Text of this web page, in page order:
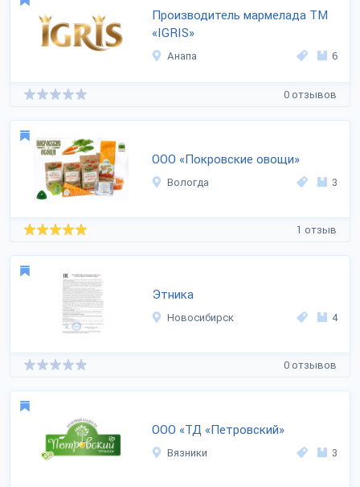
Производитель мармелада ТМ
«IGRIS»
Анапа 6
0 отзывов
ООО «Покровские овощи»
Вологда 3
1 отзыв
Этника
Новосибирск 4
0 отзывов
ООО «ТД «Петровский»
Вязники 3